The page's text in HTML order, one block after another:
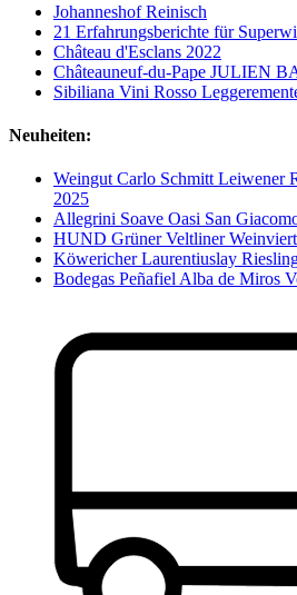
Johanneshof Reinisch
21 Erfahrungsberichte für
Château d'Esclans 2022
Châteauneuf-du-Pape JULIEN
Sibiliana Vini Rosso
Neuheiten:
Weingut Carlo Schmitt Leiwener
2025
Allegrini Soave Oasi San
HUND Grüner Veltliner
Köwericher Laurentiuslay
Bodegas Peñafiel Alba de Miros